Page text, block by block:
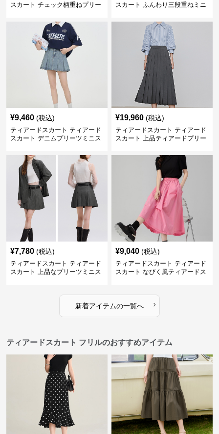
スカート チェック柄重ねプリー
スカート ふんわり三段重ねミニ
¥9,460 (税込)
ティアードスカート ティアード
スカート デニムプリーツミニス
¥19,960 (税込)
ティアードスカート ティアード
スカート 上品ティアードプリー
¥7,780 (税込)
ティアードスカート ティアード
スカート 上品なプリーツミニス
¥9,040 (税込)
ティアードスカート ティアード
スカート なびく風ティアードス
新着アイテムの一覧へ ›
ティアードスカート フリルのおすすめアイテム